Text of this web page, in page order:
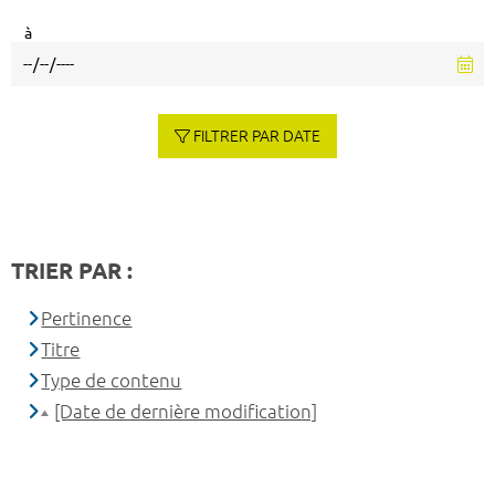
à
FILTRER PAR DATE
TRIER PAR :
Pertinence
Titre
Type de contenu
[Date de dernière modification]